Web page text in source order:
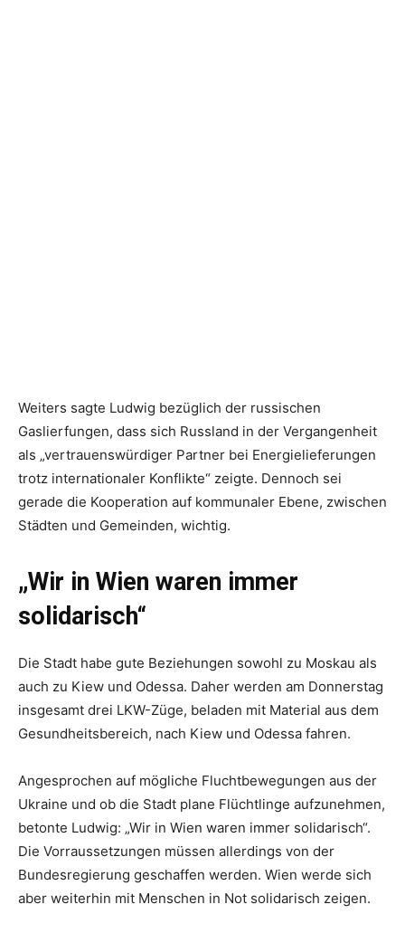
Weiters sagte Ludwig bezüglich der russischen
Gaslierfungen, dass sich Russland in der Vergangenheit
als „vertrauenswürdiger Partner bei Energielieferungen
trotz internationaler Konflikte“ zeigte. Dennoch sei
gerade die Kooperation auf kommunaler Ebene, zwischen
Städten und Gemeinden, wichtig.
„Wir in Wien waren immer
solidarisch“
Die Stadt habe gute Beziehungen sowohl zu Moskau als
auch zu Kiew und Odessa. Daher werden am Donnerstag
insgesamt drei LKW-Züge, beladen mit Material aus dem
Gesundheitsbereich, nach Kiew und Odessa fahren.
Angesprochen auf mögliche Fluchtbewegungen aus der
Ukraine und ob die Stadt plane Flüchtlinge aufzunehmen,
betonte Ludwig: „Wir in Wien waren immer solidarisch“.
Die Vorraussetzungen müssen allerdings von der
Bundesregierung geschaffen werden. Wien werde sich
aber weiterhin mit Menschen in Not solidarisch zeigen.